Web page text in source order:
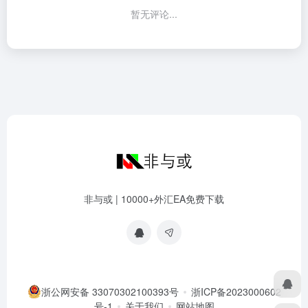
暂无评论...
非与或 | 10000+外汇EA免费下载
浙公网安备 33070302100393号
浙ICP备2023000602